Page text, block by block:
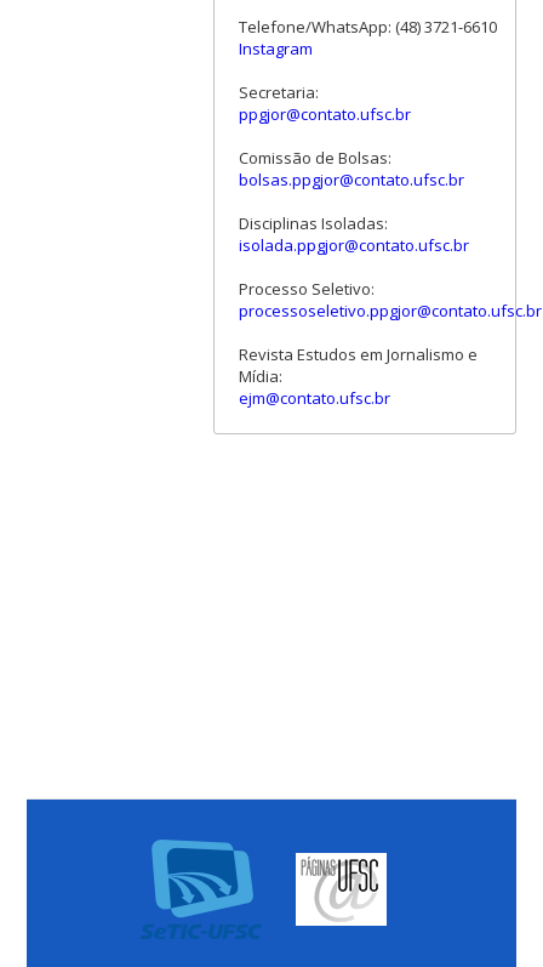
Telefone/WhatsApp: (48) 3721-6610
Instagram
Secretaria:
ppgjor@contato.ufsc.br
Comissão de Bolsas:
bolsas.ppgjor@contato.ufsc.br
Disciplinas Isoladas:
isolada.ppgjor@contato.ufsc.br
Processo Seletivo:
processoseletivo.ppgjor@contato.ufsc.br
Revista Estudos em Jornalismo e
Mídia:
ejm@contato.ufsc.br